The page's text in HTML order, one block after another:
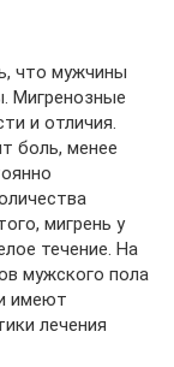
что мужчины
Мигренозные
и отличия.
боль, менее
мигрень у
течение. На
мужского пола
имеют
лечения